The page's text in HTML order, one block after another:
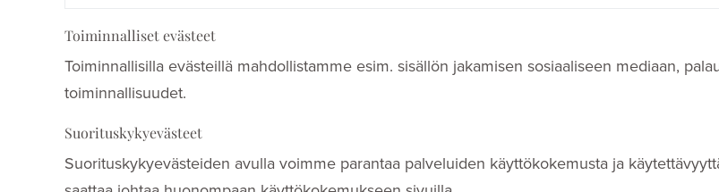
Toiminnalliset evästeet
Toiminnallisilla evästeillä mahdollistamme esim. sisällön jakamisen sosiaaliseen mediaan,
toiminnallisuudet.
Suorituskykyevästeet
Suorituskykyevästeiden avulla voimme parantaa palveluiden käyttökokemusta ja